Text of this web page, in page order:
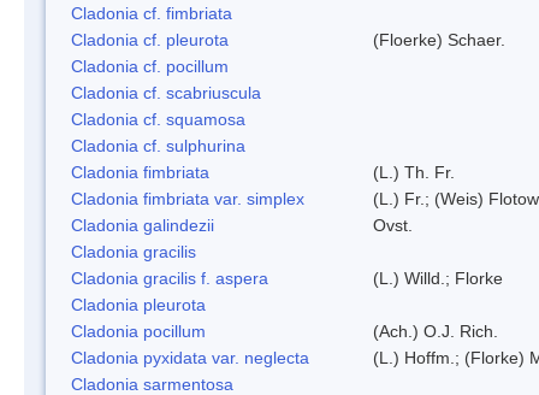
Cladonia cf. fimbriata
Cladonia cf. pleurota
(Floerke) Schaer.
Cladonia cf. pocillum
Cladonia cf. scabriuscula
Cladonia cf. squamosa
Cladonia cf. sulphurina
Cladonia fimbriata
(L.) Th. Fr.
Cladonia fimbriata var. simplex
(L.) Fr.; (Weis) Flotow
Cladonia galindezii
Ovst.
Cladonia gracilis
Cladonia gracilis f. aspera
(L.) Willd.; Florke
Cladonia pleurota
Cladonia pocillum
(Ach.) O.J. Rich.
Cladonia pyxidata var. neglecta
(L.) Hoffm.; (Florke)
Cladonia sarmentosa